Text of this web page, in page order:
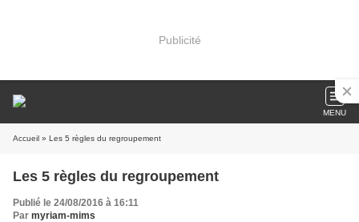
Publicité
MENU
Accueil » Les 5 règles du regroupement
Les 5 règles du regroupement
Publié le 24/08/2016 à 16:11
Par myriam-mims